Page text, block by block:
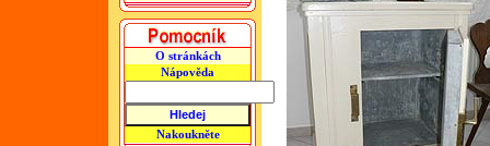
O stránkách
Nápověda
Nakoukněte